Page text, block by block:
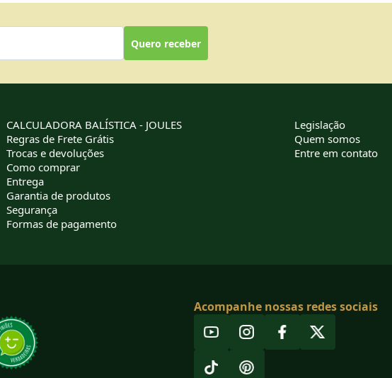
Quero receber
CALCULADORA BALÍSTICA - JOULES
Regras de Frete Grátis
Trocas e devoluções
Como comprar
Entrega
Garantia de produtos
Segurança
Formas de pagamento
Legislação
Quem somos
Entre em contato
Acompanhe nossas redes sociais